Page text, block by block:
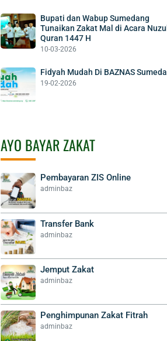
Bupati dan Wabup Sumedang
Tunaikan Zakat Mal di Acara
Quran 1447 H
10-03-2026
Fidyah Mudah Di BAZNAS
19-02-2026
AYO BAYAR ZAKAT
Pembayaran ZIS Online
adminbaz
Transfer Bank
adminbaz
Jemput Zakat
adminbaz
Penghimpunan Zakat Fitrah
adminbaz